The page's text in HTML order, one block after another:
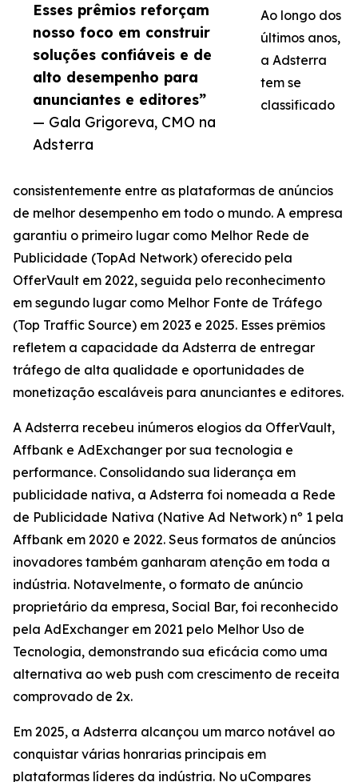
Esses prêmios reforçam
nosso foco em construir
soluções confiáveis e de
alto desempenho para
anunciantes e editores”
— Gala Grigoreva, CMO na
Adsterra
Ao longo dos
últimos anos,
a Adsterra
tem se
classificado
consistentemente entre as plataformas de anúncios
de melhor desempenho em todo o mundo. A empresa
garantiu o primeiro lugar como Melhor Rede de
Publicidade (TopAd Network) oferecido pela
OfferVault em 2022, seguida pelo reconhecimento
em segundo lugar como Melhor Fonte de Tráfego
(Top Traffic Source) em 2023 e 2025. Esses prêmios
refletem a capacidade da Adsterra de entregar
tráfego de alta qualidade e oportunidades de
monetização escaláveis para anunciantes e editores.
A Adsterra recebeu inúmeros elogios da OfferVault,
Affbank e AdExchanger por sua tecnologia e
performance. Consolidando sua liderança em
publicidade nativa, a Adsterra foi nomeada a Rede
de Publicidade Nativa (Native Ad Network) nº 1 pela
Affbank em 2020 e 2022. Seus formatos de anúncios
inovadores também ganharam atenção em toda a
indústria. Notavelmente, o formato de anúncio
proprietário da empresa, Social Bar, foi reconhecido
pela AdExchanger em 2021 pelo Melhor Uso de
Tecnologia, demonstrando sua eficácia como uma
alternativa ao web push com crescimento de receita
comprovado de 2x.
Em 2025, a Adsterra alcançou um marco notável ao
conquistar várias honrarias principais em
plataformas líderes da indústria. No uCompares